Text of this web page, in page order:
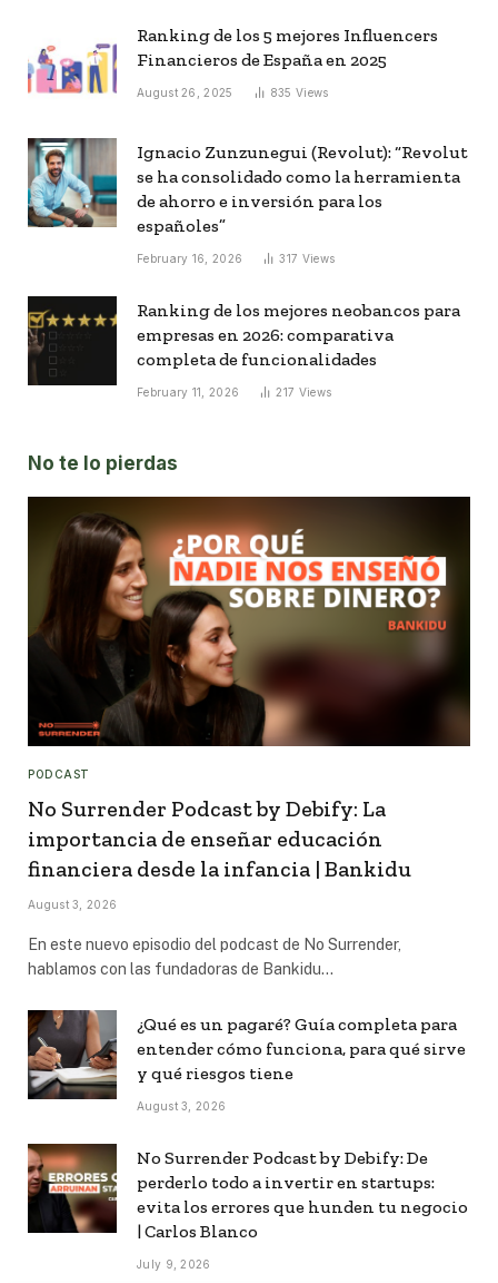
Ranking de los 5 mejores Influencers
Financieros de España en 2025
August 26, 2025 835Views
Ignacio Zunzunegui (Revolut): “Revolut
se ha consolidado como la herramienta
de ahorro e inversión para los
españoles”
February 16, 2026 317 Views
Ranking de los mejores neobancos para
empresas en 2026: comparativa
completa de funcionalidades
February 11, 2026 217 Views
No te lo pierdas
PODCAST
No Surrender Podcast by Debify: La
importancia de enseñar educación
financiera desde la infancia | Bankidu
August 3, 2026
En este nuevo episodio del podcast de No Surrender,
hablamos con las fundadoras de Bankidu…
¿Qué es un pagaré? Guía completa para
entender cómo funciona, para qué sirve
y qué riesgos tiene
August 3, 2026
No Surrender Podcast by Debify: De
perderlo todo a invertir en startups:
evita los errores que hunden tu negocio
| Carlos Blanco
July 9, 2026